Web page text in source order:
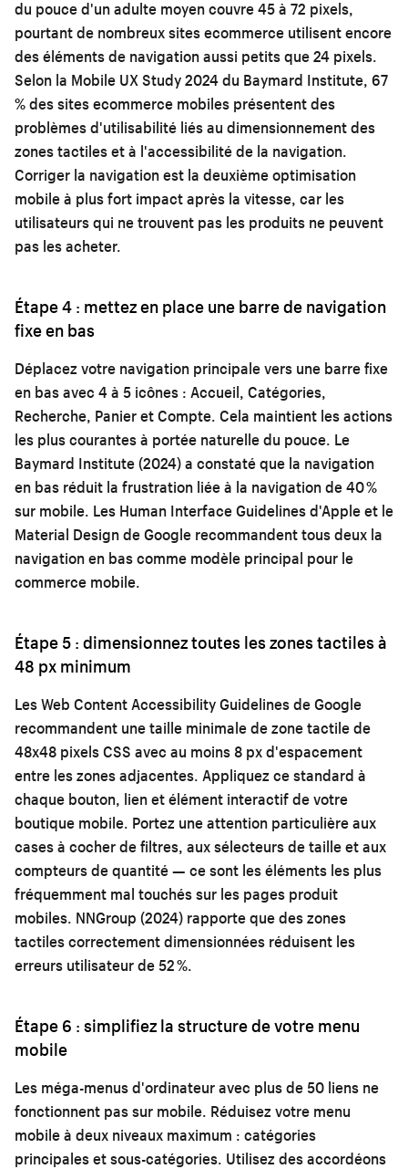
du pouce d'un adulte moyen couvre 45 à 72 pixels,
pourtant de nombreux sites ecommerce utilisent encore
des éléments de navigation aussi petits que 24 pixels.
Selon la Mobile UX Study 2024 du Baymard Institute, 67
% des sites ecommerce mobiles présentent des
problèmes d'utilisabilité liés au dimensionnement des
zones tactiles et à l'accessibilité de la navigation.
Corriger la navigation est la deuxième optimisation
mobile à plus fort impact après la vitesse, car les
utilisateurs qui ne trouvent pas les produits ne peuvent
pas les acheter.
Étape 4 : mettez en place une barre de navigation
fixe en bas
Déplacez votre navigation principale vers une barre fixe
en bas avec 4 à 5 icônes : Accueil, Catégories,
Recherche, Panier et Compte. Cela maintient les actions
les plus courantes à portée naturelle du pouce. Le
Baymard Institute (2024) a constaté que la navigation
en bas réduit la frustration liée à la navigation de 40 %
sur mobile. Les Human Interface Guidelines d'Apple et le
Material Design de Google recommandent tous deux la
navigation en bas comme modèle principal pour le
commerce mobile.
Étape 5 : dimensionnez toutes les zones tactiles à
48 px minimum
Les Web Content Accessibility Guidelines de Google
recommandent une taille minimale de zone tactile de
48x48 pixels CSS avec au moins 8 px d'espacement
entre les zones adjacentes. Appliquez ce standard à
chaque bouton, lien et élément interactif de votre
boutique mobile. Portez une attention particulière aux
cases à cocher de filtres, aux sélecteurs de taille et aux
compteurs de quantité — ce sont les éléments les plus
fréquemment mal touchés sur les pages produit
mobiles. NNGroup (2024) rapporte que des zones
tactiles correctement dimensionnées réduisent les
erreurs utilisateur de 52 %.
Étape 6 : simplifiez la structure de votre menu
mobile
Les méga-menus d'ordinateur avec plus de 50 liens ne
fonctionnent pas sur mobile. Réduisez votre menu
mobile à deux niveaux maximum : catégories
principales et sous-catégories. Utilisez des accordéons